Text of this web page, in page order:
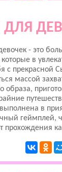
ДЛЯ
- это
в
с прекрасной
массой
образа,
в
геймплей,
прохождения